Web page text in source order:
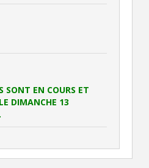
SONT EN COURS ET
DIMANCHE 13